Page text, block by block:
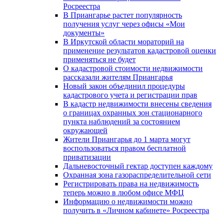
Росреестра
В Приангарье растет популярность
получения услуг через офисы «Мои
документы»
В Иркутской области мораторий на
применение результатов кадастровой оценки
применяться не будет
О кадастровой стоимости недвижимости
рассказали жителям Приангарья
Новый закон объединил процедуры
кадастрового учета и регистрации прав
В кадастр недвижимости внесены сведения
о границах охранных зон стационарного
пункта наблюдений за состоянием
окружающей
Жители Приангарья до 1 марта могут
воспользоваться правом бесплатной
приватизации
Дальневосточный гектар доступен каждому
Охранная зона газораспределительной сети
Регистрировать права на недвижимость
теперь можно в любом офисе МФЦ
Информацию о недвижимости можно
получить в «Личном кабинете» Росреестра